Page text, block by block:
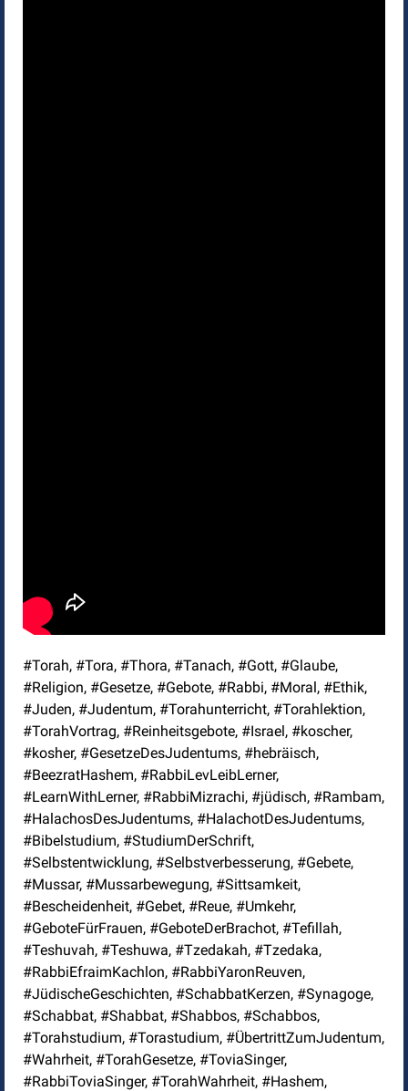
#Torah, #Tora, #Thora, #Tanach, #Gott, #Glaube,
#Religion, #Gesetze, #Gebote, #Rabbi, #Moral, #Ethik,
#Juden, #Judentum, #Torahunterricht, #Torahlektion,
#TorahVortrag, #Reinheitsgebote, #Israel, #koscher,
#kosher, #GesetzeDesJudentums, #hebräisch,
#BeezratHashem, #RabbiLevLeibLerner,
#LearnWithLerner, #RabbiMizrachi, #jüdisch, #Rambam,
#HalachosDesJudentums, #HalachotDesJudentums,
#Bibelstudium, #StudiumDerSchrift,
#Selbstentwicklung, #Selbstverbesserung, #Gebete,
#Mussar, #Mussarbewegung, #Sittsamkeit,
#Bescheidenheit, #Gebet, #Reue, #Umkehr,
#GeboteFürFrauen, #GeboteDerBrachot, #Tefillah,
#Teshuvah, #Teshuwa, #Tzedakah, #Tzedaka,
#RabbiEfraimKachlon, #RabbiYaronReuven,
#JüdischeGeschichten, #SchabbatKerzen, #Synagoge,
#Schabbat, #Shabbat, #Shabbos, #Schabbos,
#Torahstudium, #Torastudium, #ÜbertrittZumJudentum,
#Wahrheit, #TorahGesetze, #ToviaSinger,
#RabbiToviaSinger, #TorahWahrheit, #Hashem,